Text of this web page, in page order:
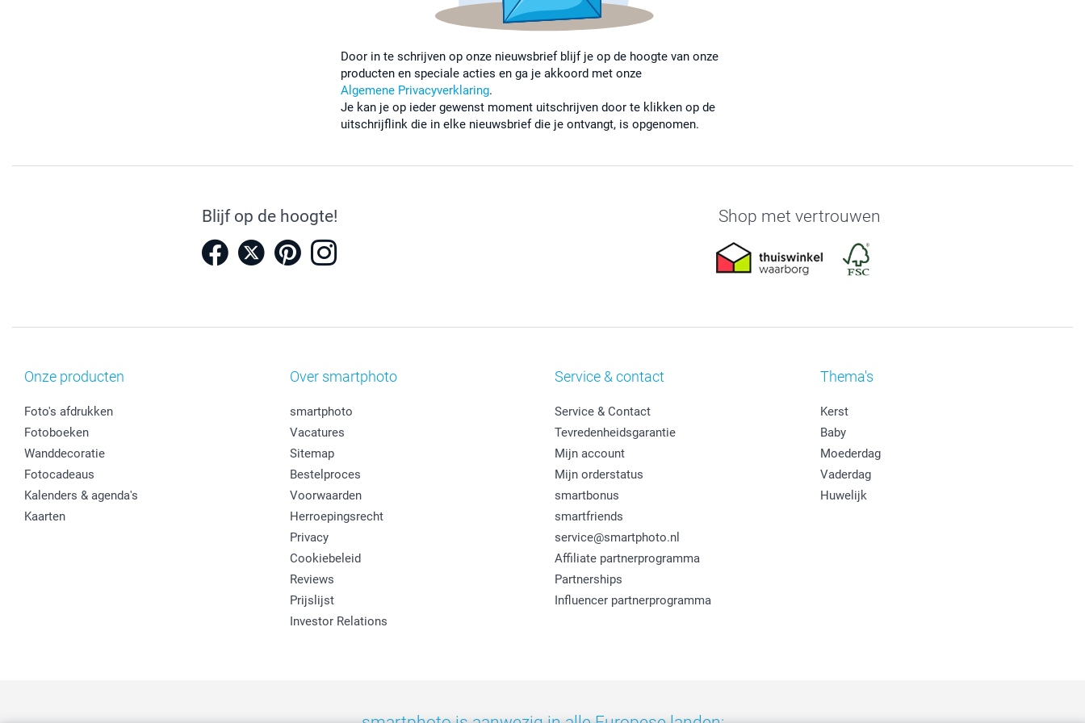
Door in te schrijven op onze nieuwsbrief blijf je op de hoogte van onze
producten en speciale acties en ga je akkoord met onze
Algemene Privacyverklaring.
Je kan je op ieder gewenst moment uitschrijven door te klikken op de
uitschrijflink die in elke nieuwsbrief die je ontvangt, is opgenomen.
Blijf op de hoogte! Shop met vertrouwen
Onze producten
Foto's afdrukken
Fotoboeken
Wanddecoratie
Fotocadeaus
Kalenders & agenda's
Kaarten
Over smartphoto
smartphoto
Vacatures
Sitemap
Bestelproces
Voorwaarden
Herroepingsrecht
Privacy
Cookiebeleid
Reviews
Prijslijst
Investor Relations
Service & contact
Service & Contact
Tevredenheidsgarantie
Mijn account
Mijn orderstatus
smartbonus
smartfriends
service@smartphoto.nl
Affiliate partnerprogramma
Partnerships
Influencer partnerprogramma
Thema's
Kerst
Baby
Moederdag
Vaderdag
Huwelijk